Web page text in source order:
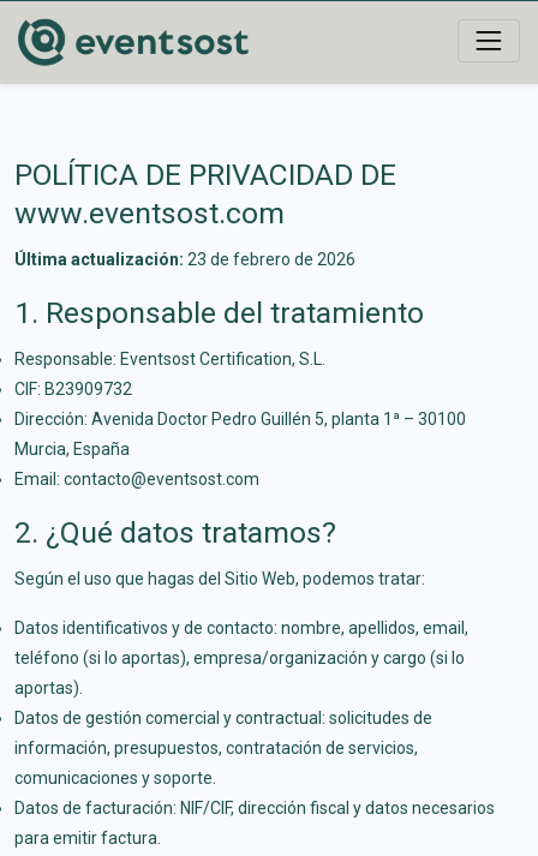
POLÍTICA DE PRIVACIDAD DE
www.eventsost.com
Última actualización: 23 de febrero de 2026
1. Responsable del tratamiento
Responsable: Eventsost Certification, S.L.
CIF: B23909732
Dirección: Avenida Doctor Pedro Guillén 5, planta 1ª – 30100
Murcia, España
Email: contacto@eventsost.com
2. ¿Qué datos tratamos?
Según el uso que hagas del Sitio Web, podemos tratar:
Datos identificativos y de contacto: nombre, apellidos, email,
teléfono (si lo aportas), empresa/organización y cargo (si lo
aportas).
Datos de gestión comercial y contractual: solicitudes de
información, presupuestos, contratación de servicios,
comunicaciones y soporte.
Datos de facturación: NIF/CIF, dirección fiscal y datos necesarios
para emitir factura.